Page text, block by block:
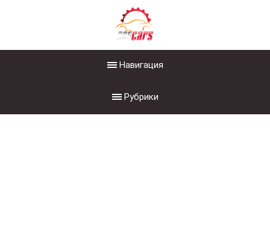
Навигация
Рубрики